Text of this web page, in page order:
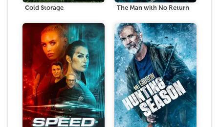
Cold Storage The Man with No Return